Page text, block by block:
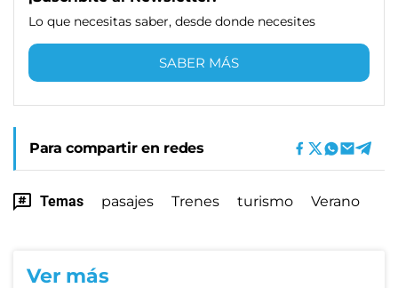
Lo que necesitas saber, desde donde necesites
SABER MÁS
Para compartir en redes
Temas pasajes Trenes turismo Verano
Ver más